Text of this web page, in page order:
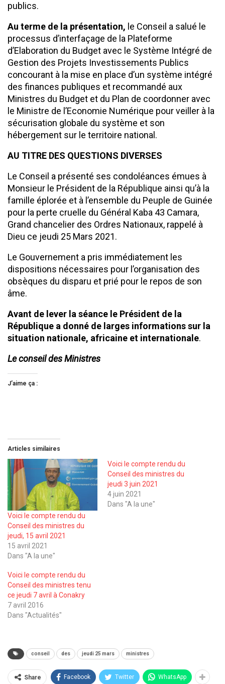
publics.
Au terme de la présentation, le Conseil a salué le
processus d’interfaçage de la Plateforme
d’Elaboration du Budget avec le Système Intégré de
Gestion des Projets Investissements Publics
concourant à la mise en place d’un système intégré
des finances publiques et recommandé aux
Ministres du Budget et du Plan de coordonner avec
le Ministre de l’Economie Numérique pour veiller à la
sécurisation globale du système et son
hébergement sur le territoire national.
AU TITRE DES QUESTIONS DIVERSES
Le Conseil a présenté ses condoléances émues à
Monsieur le Président de la République ainsi qu’à la
famille éplorée et à l’ensemble du Peuple de Guinée
pour la perte cruelle du Général Kaba 43 Camara,
Grand chancelier des Ordres Nationaux, rappelé à
Dieu ce jeudi 25 Mars 2021.
Le Gouvernement a pris immédiatement les
dispositions nécessaires pour l’organisation des
obsèques du disparu et prié pour le repos de son
âme.
Avant de lever la séance le Président de la
République a donné de larges informations sur la
situation nationale, africaine et internationale.
Le conseil des Ministres
J’aime ça :
Articles similaires
Voici le compte rendu du
Conseil des ministres du
jeudi, 15 avril 2021
15 avril 2021
Dans "A la une"
Voici le compte rendu du
Conseil des ministres du
jeudi 3 juin 2021
4 juin 2021
Dans "A la une"
Voici le compte rendu du
Conseil des ministres tenu
ce jeudi 7 avril à Conakry
7 avril 2016
Dans "Actualités"
conseil des jeudi 25 mars ministres
Share Facebook Twitter WhatsApp